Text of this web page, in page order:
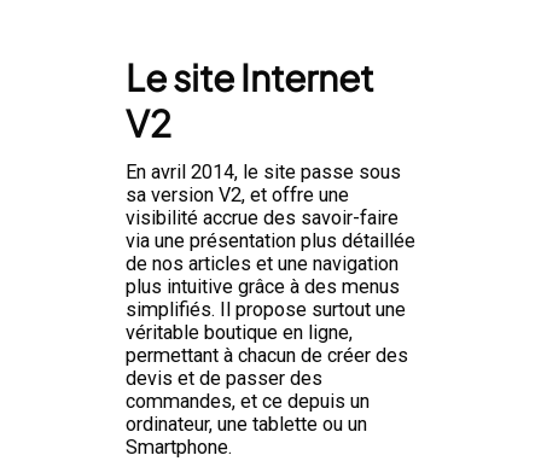
Le site Internet
V2
En avril 2014, le site passe sous
sa version V2, et offre une
visibilité accrue des savoir-faire
via une présentation plus détaillée
de nos articles et une navigation
plus intuitive grâce à des menus
simplifiés. Il propose surtout une
véritable boutique en ligne,
permettant à chacun de créer des
devis et de passer des
commandes, et ce depuis un
ordinateur, une tablette ou un
Smartphone.